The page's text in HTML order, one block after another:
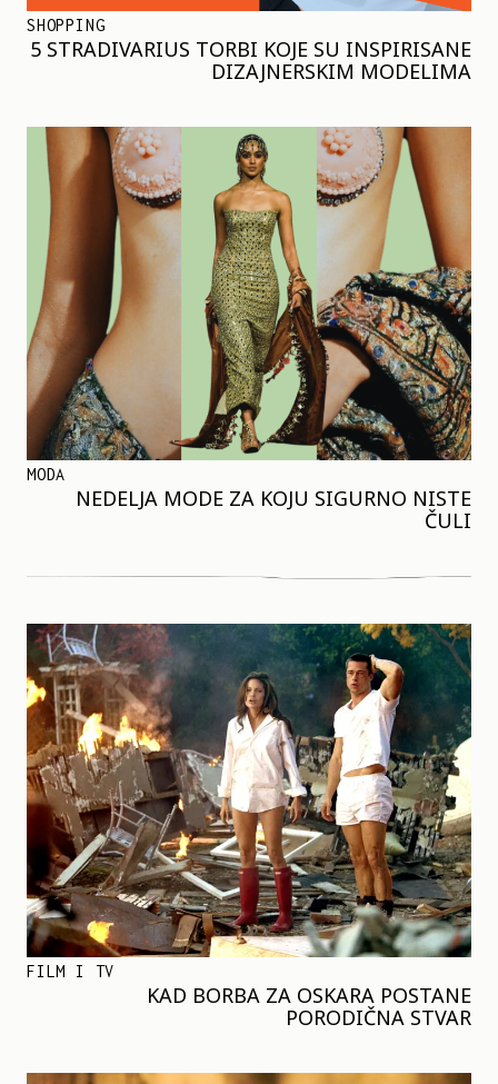
SHOPPING
5 STRADIVARIUS TORBI KOJE SU INSPIRISANE
DIZAJNERSKIM MODELIMA
MODA
NEDELJA MODE ZA KOJU SIGURNO NISTE
ČULI
FILM I TV
KAD BORBA ZA OSKARA POSTANE
PORODIČNA STVAR